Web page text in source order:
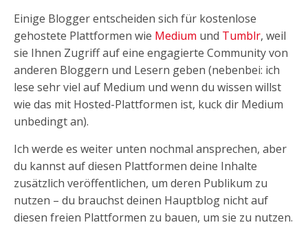
Einige Blogger entscheiden sich für kostenlose
gehostete Plattformen wie Medium und Tumblr, weil
sie Ihnen Zugriff auf eine engagierte Community von
anderen Bloggern und Lesern geben (nebenbei: ich
lese sehr viel auf Medium und wenn du wissen willst
wie das mit Hosted-Plattformen ist, kuck dir Medium
unbedingt an).
Ich werde es weiter unten nochmal ansprechen, aber
du kannst auf diesen Plattformen deine Inhalte
zusätzlich veröffentlichen, um deren Publikum zu
nutzen – du brauchst deinen Hauptblog nicht auf
diesen freien Plattformen zu bauen, um sie zu nutzen.